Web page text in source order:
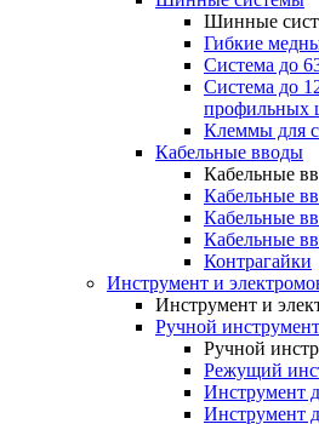
Шинные
Гибкие
Система до
Система до
профильных
Клеммы для
Кабельные вводы
Кабельные
Кабельные
Кабельные
Кабельные
Контрагайки
Инструмент и
Инструмент и
Ручной инструмент
Ручной
Режущий
Инструмент
Инструмент